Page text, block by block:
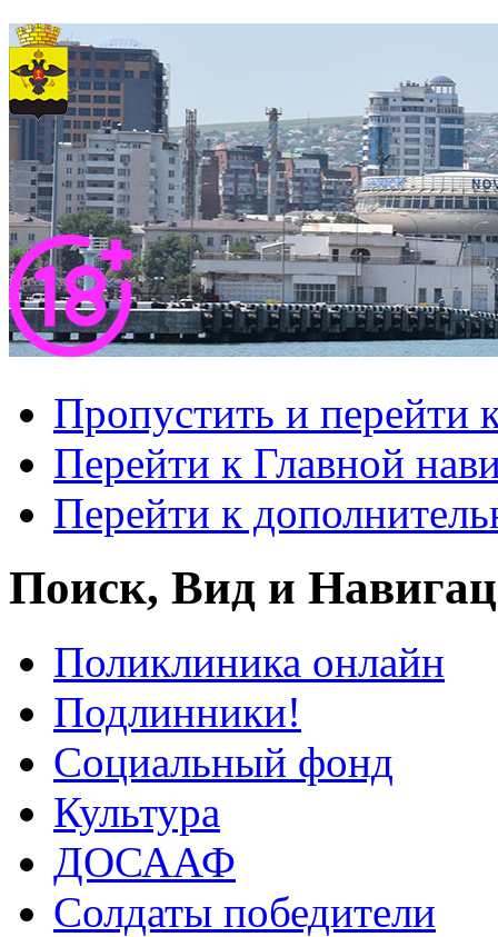
Пропустить и перейти
Перейти к Главной
Перейти к
Поиск, Вид и
Поликлиника онлайн
Подлинники!
Социальный фонд
Культура
ДОСААФ
Солдаты победители